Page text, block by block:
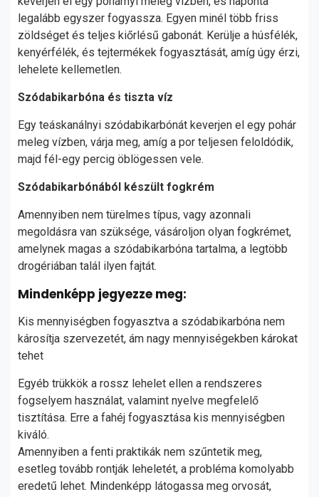
legalább egyszer fogyassza. Egyen minél több friss
zöldséget és teljes kiőrlésű gabonát. Kerülje a húsfélék,
kenyérfélék, és tejtermékek fogyasztását, amíg úgy érzi,
lehelete kellemetlen.
Szódabikarbóna és tiszta víz
Egy teáskanálnyi szódabikarbónát keverjen el egy pohár
meleg vízben, várja meg, amíg a por teljesen feloldódik,
majd fél-egy percig öblögessen vele.
Szódabikarbónából készült fogkrém
Amennyiben nem türelmes típus, vagy azonnali
megoldásra van szüksége, vásároljon olyan fogkrémet,
amelynek magas a szódabikarbóna tartalma, a legtöbb
drogériában talál ilyen fajtát.
Mindenképp jegyezze meg:
Kis mennyiségben fogyasztva a szódabikarbóna nem
károsítja szervezetét, ám nagy mennyiségekben károkat
tehet
Egyéb trükkök a rossz lehelet ellen a rendszeres
fogselyem használat, valamint nyelve megfelelő
tisztítása. Erre a fahéj fogyasztása kis mennyiségben
kiváló.
Amennyiben a fenti praktikák nem szűntetik meg,
esetleg tovább rontják leheletét, a probléma komolyabb
eredetű lehet. Mindenképp látogassa meg orvosát,